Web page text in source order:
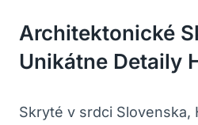
Architektonické
Unikátne‍ Detaily
Skryté v srdci Slovenska,⁢